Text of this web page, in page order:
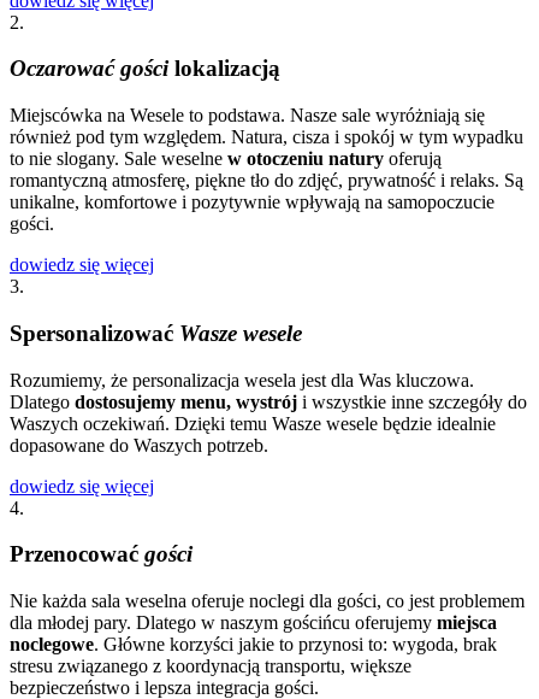
2.
Oczarować gości lokalizacją
Miejscówka na Wesele to podstawa. Nasze sale wyróżniają się
również pod tym względem. Natura, cisza i spokój w tym wypadku
to nie slogany. Sale weselne w otoczeniu natury oferują
romantyczną atmosferę, piękne tło do zdjęć, prywatność i relaks. Są
unikalne, komfortowe i pozytywnie wpływają na samopoczucie
gości.
dowiedz się więcej
3.
Spersonalizować Wasze wesele
Rozumiemy, że personalizacja wesela jest dla Was kluczowa.
Dlatego dostosujemy menu, wystrój i wszystkie inne szczegóły do
Waszych oczekiwań. Dzięki temu Wasze wesele będzie idealnie
dopasowane do Waszych potrzeb.
dowiedz się więcej
4.
Przenocować gości
Nie każda sala weselna oferuje noclegi dla gości, co jest problemem
dla młodej pary. Dlatego w naszym gościńcu oferujemy miejsca
noclegowe. Główne korzyści jakie to przynosi to: wygoda, brak
stresu związanego z koordynacją transportu, większe
bezpieczeństwo i lepsza integracja gości.